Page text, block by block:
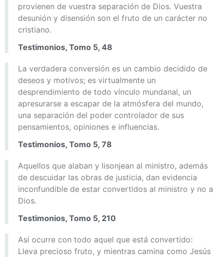
provienen de vuestra separación de Dios. Vuestra
desunión y disensión son el fruto de un carácter no
cristiano.
Testimonios, Tomo 5, 48
La verdadera conversión es un cambio decidido de
deseos y motivos; es virtualmente un
desprendimiento de todo vínculo mundanal, un
apresurarse a escapar de la atmósfera del mundo,
una separación del poder controlador de sus
pensamientos, opiniones e influencias.
Testimonios, Tomo 5, 78
Aquellos que alaban y lisonjean al ministro, además
de descuidar las obras de justicia, dan evidencia
inconfundible de estar convertidos al ministro y no a
Dios.
Testimonios, Tomo 5, 210
Así ocurre con todo aquel que está convertido:
Lleva precioso fruto, y mientras camina como Jesús